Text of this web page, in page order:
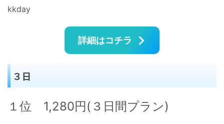
kkday
詳細はコチラ
３日
１位 1,280円(３日間プラン)